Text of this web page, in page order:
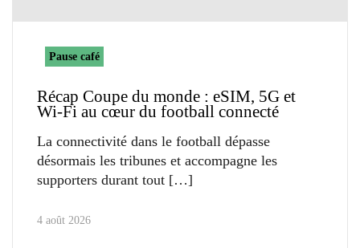
Pause café
Récap Coupe du monde : eSIM, 5G et
Wi-Fi au cœur du football connecté
La connectivité dans le football dépasse
désormais les tribunes et accompagne les
supporters durant tout
4 août 2026